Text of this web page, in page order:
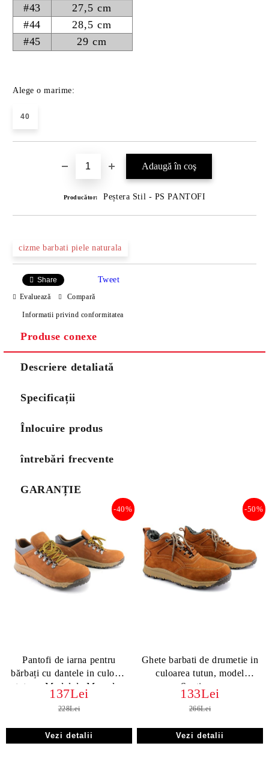
#43
27,5 cm
#44
28,5 cm
#45
29 cm
Alege o marime:
40
Producător: Peștera Stil - PS PANTOFI
cizme barbati piele naturala
Share Tweet
Evaluează Compară
Informatii privind conformitatea
Produse conexe
Descriere detaliată
Specificații
Înlocuire produs
întrebări frecvente
GARANȚIE
Pantofi de iarna pentru
bărbați cu dantele in culoare
tutun - Model de Marcelo.
-40%
137Lei
228Lei
Vezi detalii
Ghete barbati de drumetie in
culoarea tutun, model
Santiago.
-50%
133Lei
266Lei
Vezi detalii